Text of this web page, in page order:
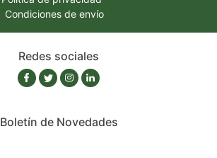
Condiciones de envío
Redes sociales
Boletín de Novedades